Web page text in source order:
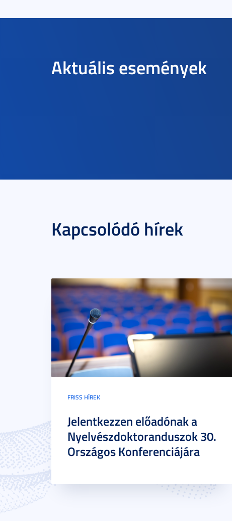
Aktuális események
Kapcsolódó hírek
FRISS HÍREK
Jelentkezzen előadónak a
Nyelvészdoktoranduszok 30.
Országos Konferenciájára